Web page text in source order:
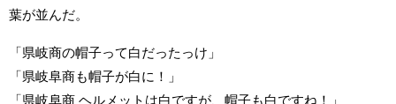
葉が並んだ。
「県岐商の帽子って白だったっけ」
「県岐阜商も帽子が白に！」
「県岐阜商 ヘルメットは白ですが、帽子も白ですね！」